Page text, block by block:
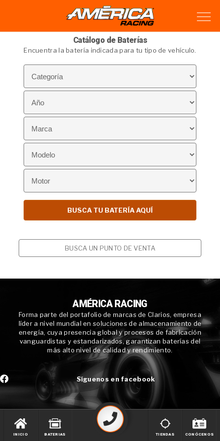
Catálogo de Baterías
Encuentra la batería indicada para tu tipo de vehículo.
BUSCA UN PUNTO DE VENTA
AMÉRICA RACING
Forma parte del portafolio de marcas de Clarios, empresa
líder a nivel mundial en soluciones de almacenamiento de
energía, cuya presencia global y procesos de fabricación
vanguardistas y estandarizados, garantizan baterías del
más alto nivel de calidad y rendimiento.
Síguenos en facebook
INICIO BATERIAS TIENDAS CONÓCENOS